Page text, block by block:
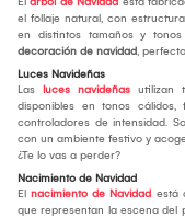
el follaje natural, con
en distintos tamaños y
decoración de navidad,
Luces Navideñas
Las luces navideñas utilizan
disponibles en tonos
controladores de intensidad.
con un ambiente festivo y
¿Te lo vas a perder?
Nacimiento de Navidad
El nacimiento de Navidad está
que representan la escena del